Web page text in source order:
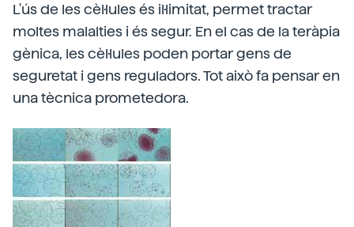
L'ús de les cèl·lules és il·limitat, permet tractar
moltes malalties i és segur. En el cas de la teràpia
gènica, les cèl·lules poden portar gens de
seguretat i gens reguladors. Tot això fa pensar en
una tècnica prometedora.